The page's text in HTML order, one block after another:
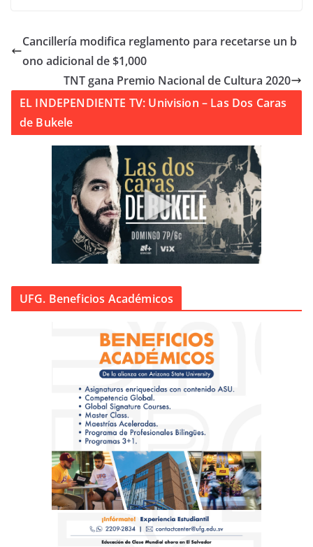
Cancillería modifica reglamento para recetarse un b
ono adicional de $1,000
TNT gana Premio Nacional de Cultura 2020
EL INDEPENDIENTE TV: Univision – Las Dos Caras
de Bukele
UFG. Beneficios Académicos